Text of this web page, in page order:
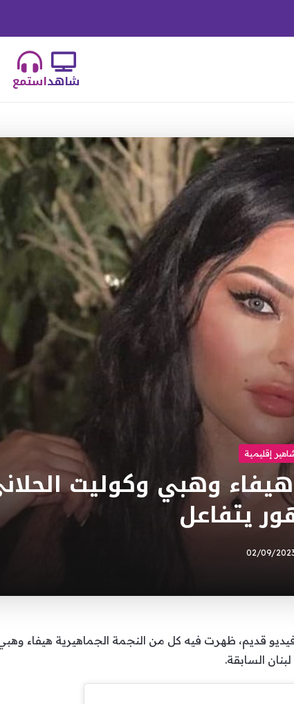
استمعشاهد
إقليمية
وهبي وكوليت
يتفاعل
02/09/
قديم، ظهرت فيه كل من النجمة الجماهيرية هيفاء
السابقة.